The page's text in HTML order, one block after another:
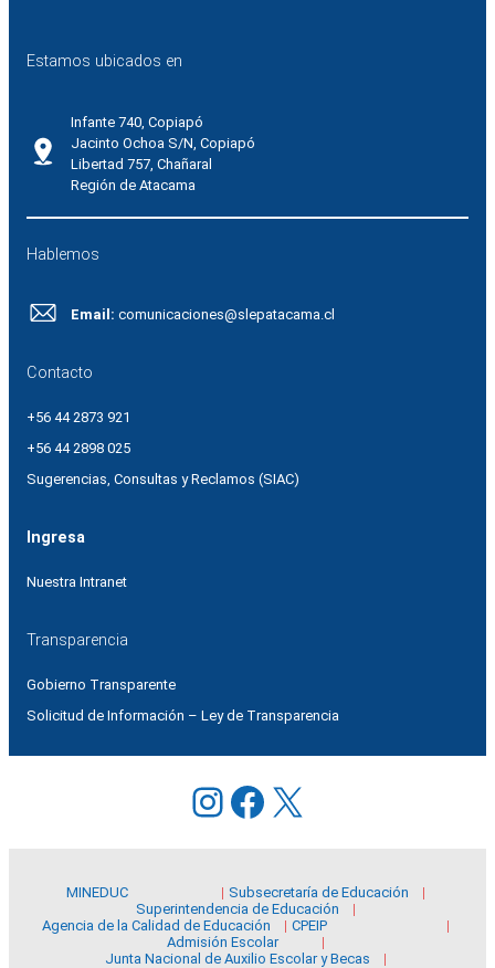
Estamos ubicados en
Infante 740, Copiapó
Jacinto Ochoa S/N, Copiapó
Libertad 757, Chañaral
Región de Atacama
Hablemos
Email: comunicaciones@slepatacama.cl
Contacto
+56 44 2873 921
+56 44 2898 025
Sugerencias, Consultas y Reclamos (SIAC)
Ingresa
Nuestra Intranet
Transparencia
Gobierno Transparente
Solicitud de Información – Ley de Transparencia
Instagram
Facebook
X
MINEDUC
Subsecretaría de Educación
Superintendencia de Educación
Agencia de la Calidad de Educación
CPEIP
Admisión Escolar
Junta Nacional de Auxilio Escolar y Becas